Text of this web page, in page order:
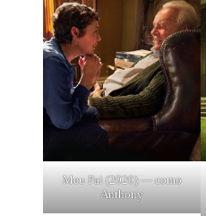
Meu Pai (2020) — como
Anthony